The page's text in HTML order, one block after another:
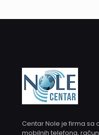
Centar Nole je firma sa
mobilnih telefona,